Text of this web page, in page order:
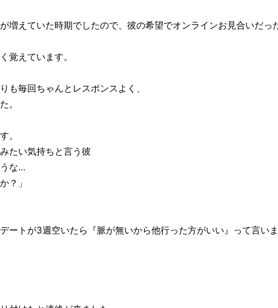
増えていた時期でしたので、彼の希望でオンラインお見合いだっ
覚えています。
も毎回ちゃんとレスポンスよく、
。
。
たい気持ちと言う彼
な...
？」
ートが3週空いたら『脈が無いから他行った方がいい』って言いま